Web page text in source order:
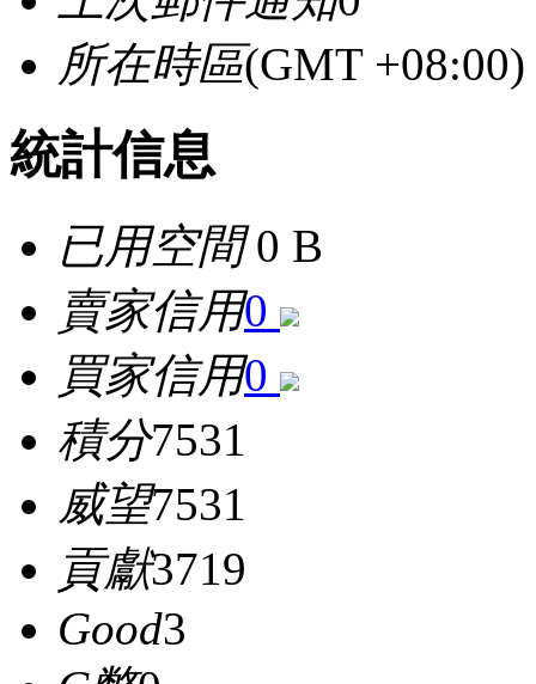
所在時區(GMT
統計信息
已用空間0 B
賣家信用0
買家信用0
積分7531
威望7531
貢獻3719
Good3